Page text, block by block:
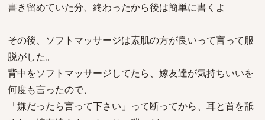
書き留めていた分、終わったから後は簡単に書くよ
その後、ソフトマッサージは素肌の方が良いって言って服
脱がした。
背中をソフトマッサージしてたら、嫁友達が気持ちいいを
何度も言ったので、
「嫌だったら言って下さい」って断ってから、耳と首を舐